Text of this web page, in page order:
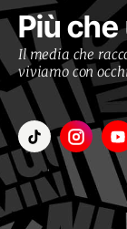
Più
Il media che
viviamo con